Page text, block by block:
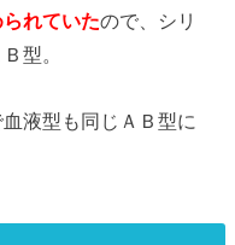
れていたので、シリ
型。
液型も同じＡＢ型に